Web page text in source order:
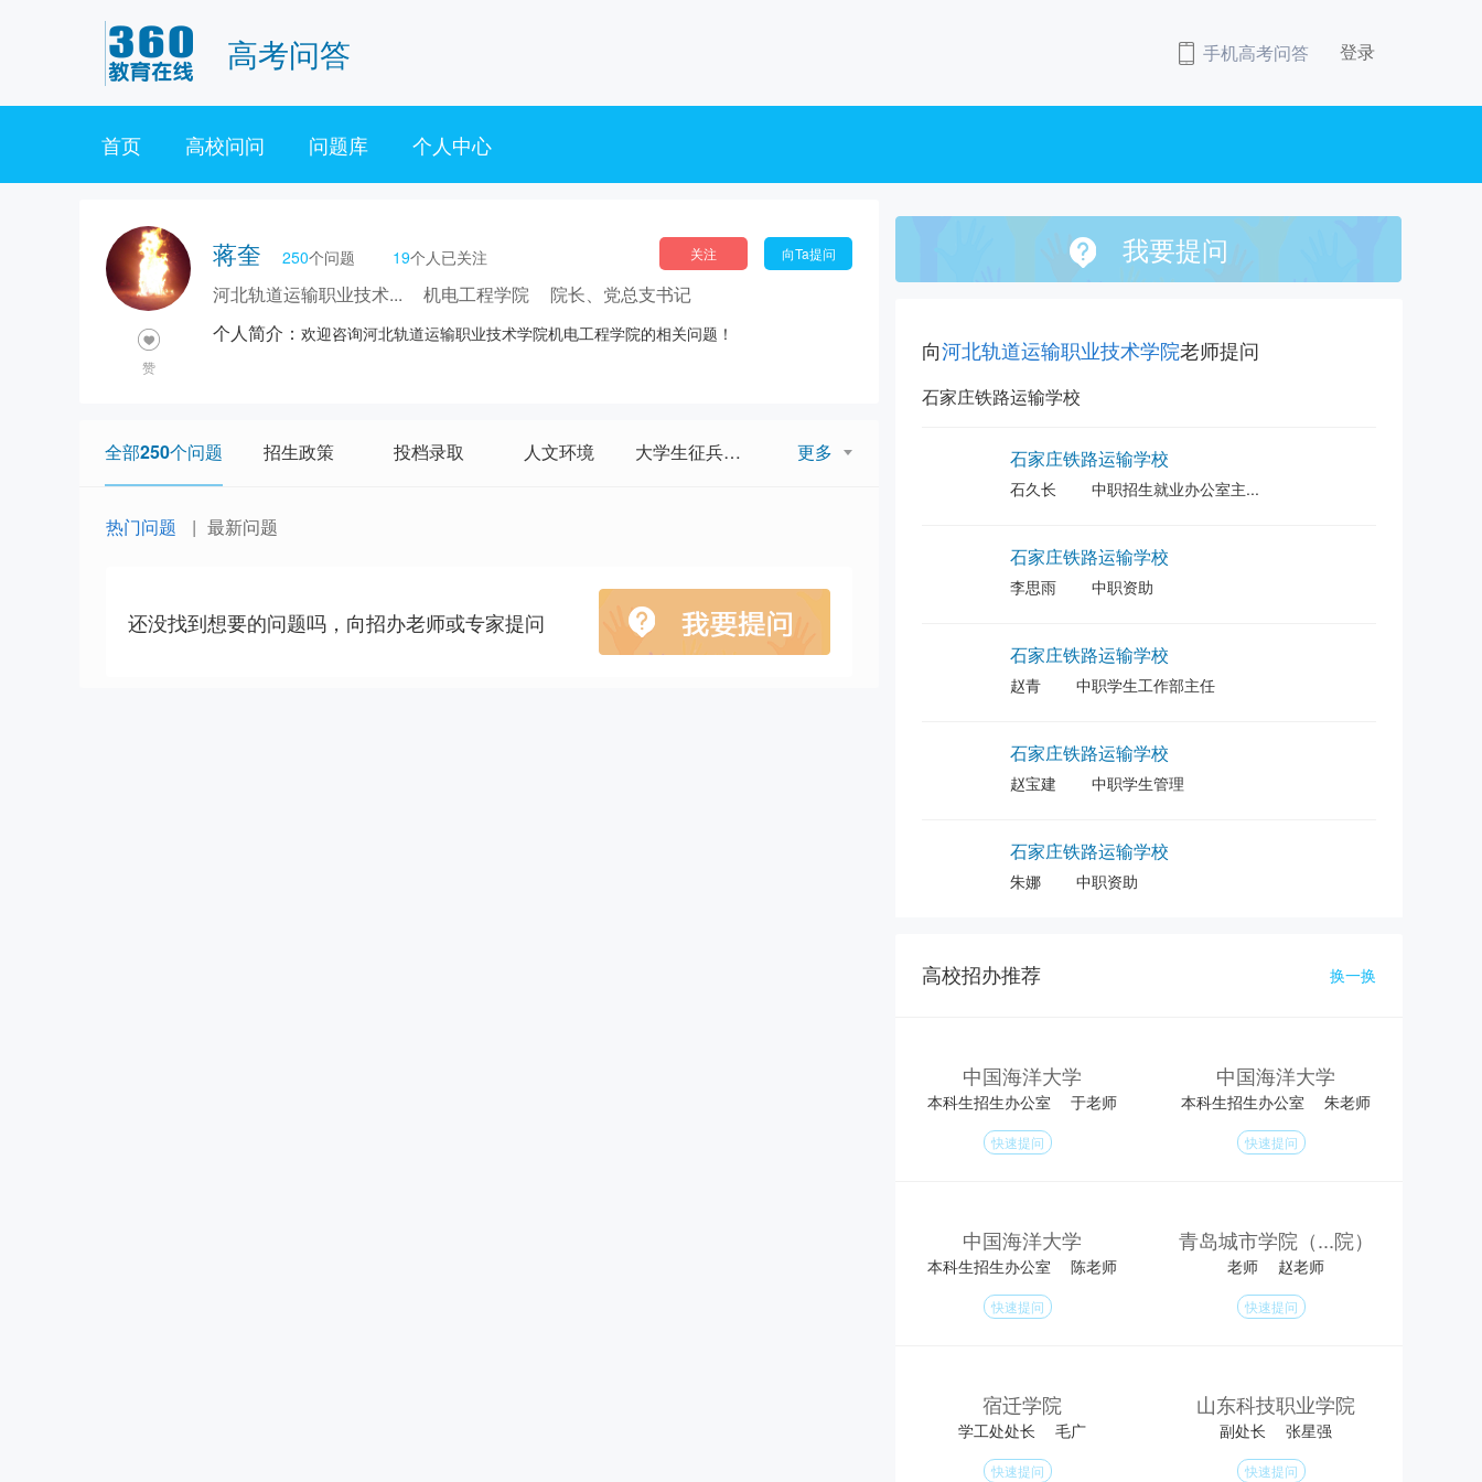
高考问答 登录
手机高考问答
首页 高校问问 问题库 个人中心
赞
向Ta提问
关注
蒋奎 250个问题 19个人已关注
河北轨道运输职业技术... 机电工程学院
院长、党总支书记
个人简介： 欢迎咨询河北轨道运输职业技术学院机电工程学院的相关问题！
更多
全部250个问题 招生政策 投档录取 人文环境 大学生征兵政策
热门问题 最新问题
还没找到想要的问题吗，向招办老师或专家提问
我要提问
向河北轨道运输职业技术学院老师提问
石家庄铁路运输学校
石家庄铁路运输学校
石久长 中职招生就业办公室主...
石家庄铁路运输学校
李思雨 中职资助
石家庄铁路运输学校
赵青 中职学生工作部主任
石家庄铁路运输学校
赵宝建 中职学生管理
石家庄铁路运输学校
朱娜 中职资助
管理工程学院
张晓彦
裴春艳
管理工程学院
管理工程学院
李静涛
高校招办推荐 换一换
中国海洋大学
本科生招生办公室 于老师
快速提问
中国海洋大学
本科生招生办公室 朱老师
快速提问
中国海洋大学
本科生招生办公室 陈老师
快速提问
青岛城市学院（...院）
老师 赵老师
快速提问
宿迁学院
学工处处长 毛广
快速提问
山东科技职业学院
副处长 张星强
快速提问